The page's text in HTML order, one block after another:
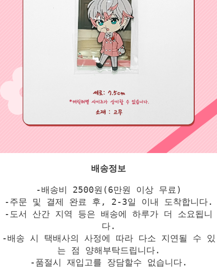
배송정보
-배송비 2500원(6만원 이상 무료)
-주문 및 결제 완료 후, 2-3일 이내 도착합니다.
-도서 산간 지역 등은 배송에 하루가 더 소요됩니
다.
-배송 시 택배사의 사정에 따라 다소 지연될 수 있
는 점 양해부탁드립니다.
-품절시 재입고를 장담할수 없습니다.